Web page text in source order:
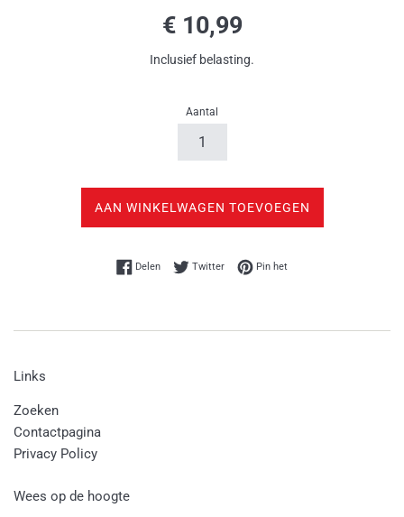
Normale
prijs
€ 10,99
Inclusief belasting.
Aantal
AAN WINKELWAGEN TOEVOEGEN
DelenDelen op Facebook
TwitterTwitteren op Twitter
Pin hetPinnen op Pinterest
Links
Zoeken
Contactpagina
Privacy Policy
Wees op de hoogte